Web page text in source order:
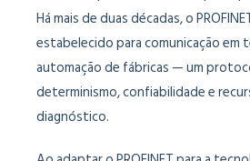
Há mais de duas décadas, o
estabelecido para comunicação em
automação de fábricas — um
determinismo, confiabilidade e
diagnóstico.